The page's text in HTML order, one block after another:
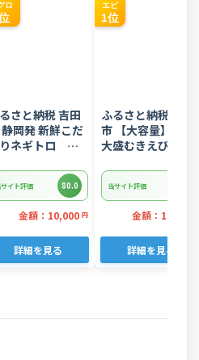
ロ
さと納税 吉田
静岡発 新鮮こだ
ネギトロ
のセット
サイト評価 80.0
金額：10,000 円
詳細を見る
エビ
1位
ふるさと納税 西尾
市 【大容量】特大
大盛むきえび
当サイト評価
金額：12,000
詳細を見る